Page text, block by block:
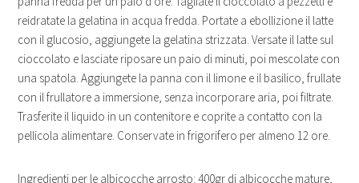
reidratate la gelatina in acqua fredda. Portate a ebollizione il latte
con il glucosio, aggiungete la gelatina strizzata. Versate il latte sul
cioccolato e lasciate riposare un paio di minuti, poi mescolate con
una spatola. Aggiungete la panna con il limone e il basilico, frullate
con il frullatore a immersione, senza incorporare aria, poi filtrate.
Trasferite il liquido in un contenitore e coprite a contatto con la
pellicola alimentare. Conservate in frigorifero per almeno 12 ore.
Ingredienti per le albicocche arrosto: 400gr di albicocche mature,